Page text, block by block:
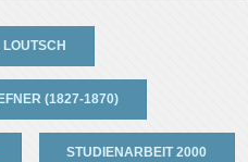
(1827-1870)
STUDIENARBEIT 2000